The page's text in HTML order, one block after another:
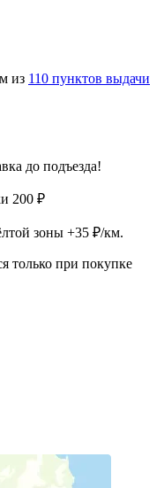
из 110 пунктов выдачи
до подъезда!
200 ₽
зоны +35 ₽/км.
только при покупке